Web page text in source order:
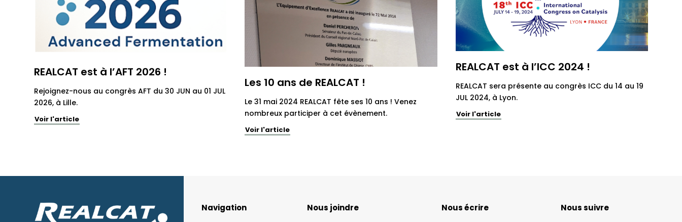
REALCAT est à l’AFT 2026 !
Rejoignez-nous au congrès AFT du 30 JUN au 01 JUL
2026, à Lille.
Voir l'article
Les 10 ans de REALCAT !
Le 31 mai 2024 REALCAT fête ses 10 ans ! Venez
nombreux participer à cet évènement.
Voir l'article
REALCAT est à l’ICC 2024 !
REALCAT sera présente au congrès ICC du 14 au 19
JUL 2024, à Lyon.
Voir l'article
Navigation Nous joindre Nous écrire Nous suivre